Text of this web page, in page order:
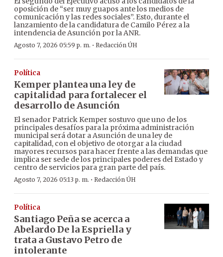
oposición de “ser muy guapos ante los medios de
comunicación y las redes sociales”. Esto, durante el
lanzamiento de la candidatura de Camilo Pérez a la
intendencia de Asunción por la ANR.
Agosto 7, 2026 05:59 p. m. · Redacción ÚH
Política
Kemper plantea una ley de
capitalidad para fortalecer el
desarrollo de Asunción
El senador Patrick Kemper sostuvo que uno de los
principales desafíos para la próxima administración
municipal será dotar a Asunción de una ley de
capitalidad, con el objetivo de otorgar a la ciudad
mayores recursos para hacer frente a las demandas que
implica ser sede de los principales poderes del Estado y
centro de servicios para gran parte del país.
Agosto 7, 2026 05:13 p. m. · Redacción ÚH
Política
Santiago Peña se acerca a
Abelardo De la Espriella y
trata a Gustavo Petro de
intolerante